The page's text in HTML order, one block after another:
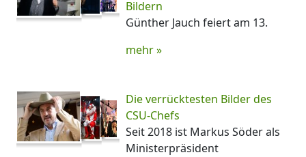
Bildern
Günther Jauch feiert am 13.
mehr »
Die verrücktesten Bilder des
CSU-Chefs
Seit 2018 ist Markus Söder als
Ministerpräsident